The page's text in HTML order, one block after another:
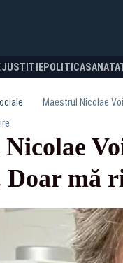
JUSTITIEPOLITICA
Maestrul Nicolae
mă